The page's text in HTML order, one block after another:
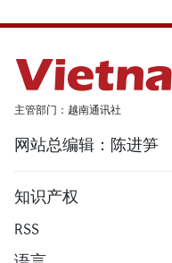
主管部门：越南通讯社
网站总编辑：陈进笋
知识产权
RSS